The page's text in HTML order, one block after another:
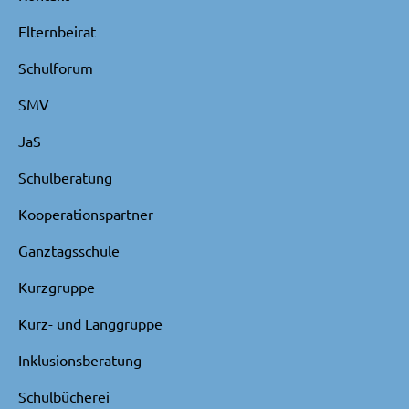
Elternbeirat
Schulforum
SMV
JaS
Schulberatung
Kooperationspartner
Ganztagsschule
Kurzgruppe
Kurz- und Langgruppe
Inklusionsberatung
Schulbücherei